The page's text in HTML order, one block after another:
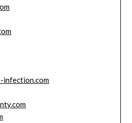
infection.com